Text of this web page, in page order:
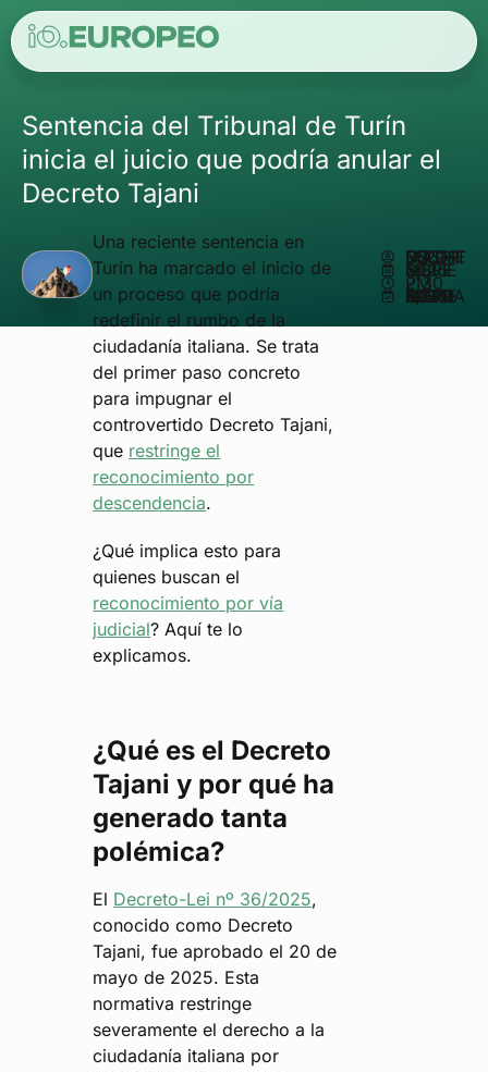
Sentencia del Tribunal de Turín
inicia el juicio que podría anular el
Decreto Tajani
Una reciente sentencia en
Turín ha marcado el inicio de
un proceso que podría
redefinir el rumbo de la
ciudadanía italiana. Se trata
del primer paso concreto
para impugnar el
controvertido Decreto Tajani,
que restringe el
reconocimiento por
descendencia.
¿Qué implica esto para
quienes buscan el
reconocimiento por vía
judicial? Aquí te lo
explicamos.
¿Qué es el Decreto
Tajani y por qué ha
generado tanta
polémica?
El Decreto-Lei nº 36/2025,
conocido como Decreto
Tajani, fue aprobado el 20 de
mayo de 2025. Esta
normativa restringe
severamente el derecho a la
ciudadanía italiana por
ESCRITO POR
MATHEUS REIS
NOVIEMBRE 6, 2025
2:30 PM
ACTUALIZADO EN NOVIEMBRE 6, 2025